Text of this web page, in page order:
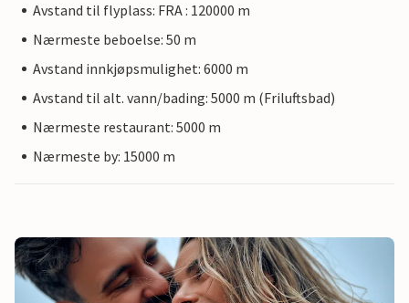
Avstand til flyplass: FRA : 120000 m
Nærmeste beboelse: 50 m
Avstand innkjøpsmulighet: 6000 m
Avstand til alt. vann/bading: 5000 m (Friluftsbad)
Nærmeste restaurant: 5000 m
Nærmeste by: 15000 m